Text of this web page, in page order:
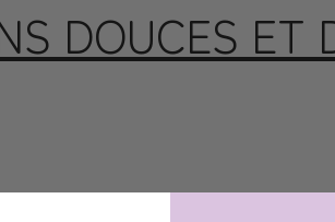
DOUCES ET